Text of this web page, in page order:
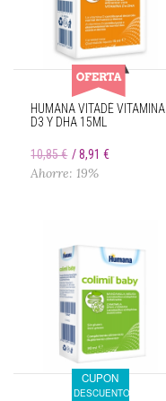
HUMANA VITADÉ VITAMINA
D3 Y DHA 15ML
10,85 € 8,91 €
Ahorre: 19%
CUPON
DESCUENTO